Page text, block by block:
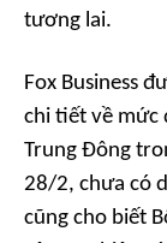
tương lai.
Fox Business
chi tiết về mức
Trung Đông
28/2, chưa có
cũng cho biết